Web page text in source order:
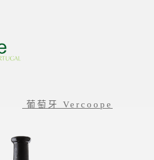
葡萄牙 Vercoope